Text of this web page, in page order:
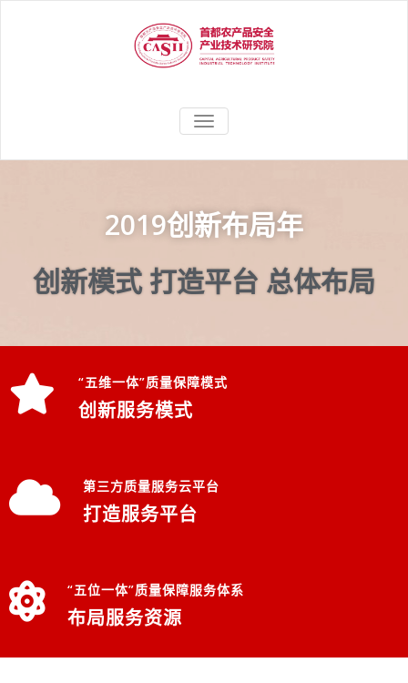
首都农产品安
全产业技术研
聚焦农产品安全应用研究，助力
TOGGLE
NAVIGATION
2019创新布局年
创新模式 打造平台 总体布局
“五维一体”质量保障模式
创新服务模式
第三方质量服务云平台
打造服务平台
“五位一体”质量保障服务体系
布局服务资源